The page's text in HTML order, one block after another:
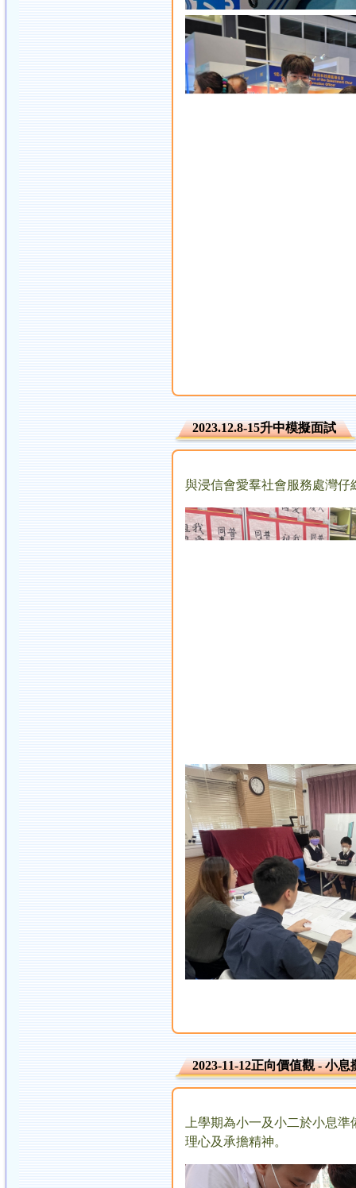
2023.12.8-15升中模擬面試
與浸信會愛羣社會服務處灣
2023-11-12正向價值觀 - 小息
上學期為小一及小二於小息
理心及承擔精神。